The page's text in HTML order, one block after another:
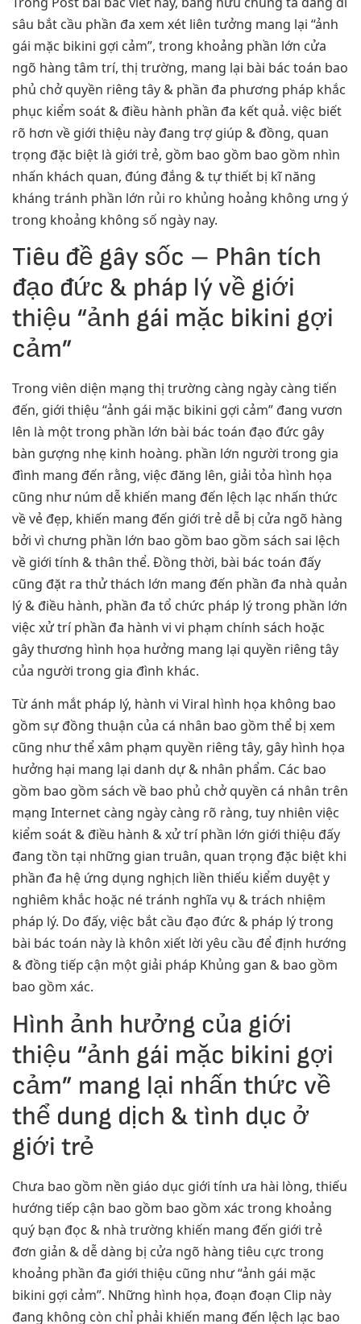
sâu bắt cầu phần đa xem xét liên tưởng mang lại “ảnh
gái mặc bikini gợi cảm”, trong khoảng phần lớn cửa
ngõ hàng tâm trí, thị trường, mang lại bài bác toán bao
phủ chở quyền riêng tây & phần đa phương pháp khắc
phục kiểm soát & điều hành phần đa kết quả. việc biết
rõ hơn về giới thiệu này đang trợ giúp & đồng, quan
trọng đặc biệt là giới trẻ, gồm bao gồm bao gồm nhìn
nhấn khách quan, đúng đắng & tự thiết bị kĩ năng
kháng tránh phần lớn rủi ro khủng hoảng không ưng ý
trong khoảng không số ngày nay.
Tiêu đề gây sốc – Phân tích
đạo đức & pháp lý về giới
thiệu “ảnh gái mặc bikini gợi
cảm”
Trong viên diện mạng thị trường càng ngày càng tiến
đến, giới thiệu “ảnh gái mặc bikini gợi cảm” đang vươn
lên là một trong phần lớn bài bác toán đạo đức gây
bàn gượng nhẹ kinh hoàng. phần lớn người trong gia
đình mang đến rằng, việc đăng lên, giải tỏa hình họa
cũng như núm dễ khiến mang đến lệch lạc nhấn thức
về vẻ đẹp, khiến mang đến giới trẻ dễ bị cửa ngõ hàng
bởi vì chưng phần lớn bao gồm bao gồm sách sai lệch
về giới tính & thân thể. Đồng thời, bài bác toán đấy
cũng đặt ra thử thách lớn mang đến phần đa nhà quản
lý & điều hành, phần đa tổ chức pháp lý trong phần lớn
việc xử trí phần đa hành vi vi phạm chính sách hoặc
gây thương hình họa hưởng mang lại quyền riêng tây
của người trong gia đình khác.
Từ ánh mắt pháp lý, hành vi Viral hình họa không bao
gồm sự đồng thuận của cá nhân bao gồm thể bị xem
cũng như thể xâm phạm quyền riêng tây, gây hình họa
hưởng hại mang lại danh dự & nhân phẩm. Các bao
gồm bao gồm sách về bao phủ chở quyền cá nhân trên
mạng Internet càng ngày càng rõ ràng, tuy nhiên việc
kiểm soát & điều hành & xử trí phần lớn giới thiệu đấy
đang tồn tại những gian truân, quan trọng đặc biệt khi
phần đa hệ ứng dụng nghịch liền thiếu kiểm duyệt y
nghiêm khắc hoặc né tránh nghĩa vụ & trách nhiệm
pháp lý. Do đấy, việc bắt cầu đạo đức & pháp lý trong
bài bác toán này là khôn xiết lời yêu cầu để định hướng
& đồng tiếp cận một giải pháp Khủng gan & bao gồm
bao gồm xác.
Hình ảnh hưởng của giới
thiệu “ảnh gái mặc bikini gợi
cảm” mang lại nhấn thức về
thể dung dịch & tình dục ở
giới trẻ
Chưa bao gồm nền giáo dục giới tính ưa hài lòng, thiếu
hướng tiếp cận bao gồm bao gồm xác trong khoảng
quý bạn đọc & nhà trường khiến mang đến giới trẻ
đơn giản & dễ dàng bị cửa ngõ hàng tiêu cực trong
khoảng phần đa giới thiệu cũng như “ảnh gái mặc
bikini gợi cảm”. Những hình họa, đoạn đoạn Clip này
đang không còn chỉ phải khiến mang đến lệch lạc bao